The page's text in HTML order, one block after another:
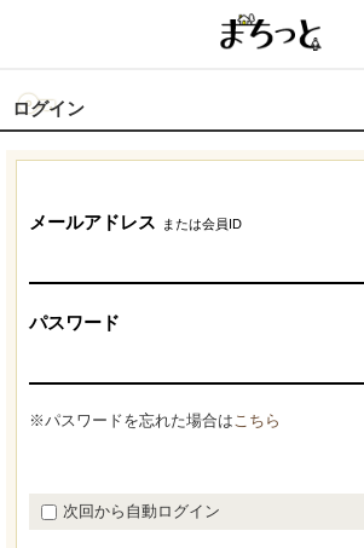
ログイン
メールアドレス または会員ID
パスワード
※パスワードを忘れた場合はこちら
次回から自動ログイン